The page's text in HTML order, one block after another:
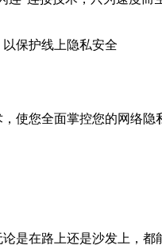
使您全面掌控您的网络隐
是在路上还是沙发上，都